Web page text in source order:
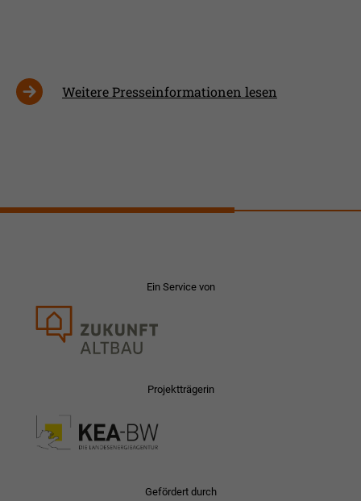
Weitere Presseinformationen lesen
Ein Service von
Projektträgerin
Gefördert durch